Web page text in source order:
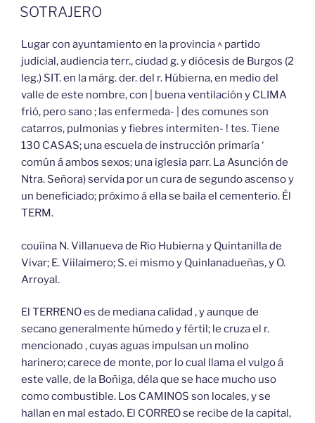
EL
SOTRAJERO
Lugar con ayuntamiento en la provincia ^ partido
judicial, audiencia terr., ciudad g. y diócesis de Burgos (2
leg.) SIT. en la márg. der. del r. Húbierna, en medio del
valle de este nombre, con | buena ventilación y CLIMA
frió, pero sano ; las enfermeda- | des comunes son
catarros, pulmonias y fiebres intermiten- ! tes. Tiene
130 CASAS; una escuela de instrucción primaría ‘
común á ambos sexos; una iglesia parr. La Asunción de
Ntra. Señora) servida por un cura de segundo ascenso y
un beneficiado; próximo á ella se baila el cementerio. Él
TERM.
couíina N. Villanueva de Rio Hubierna y Quintanilla de
Vivar; E. Viilaimero; S. ei mismo y Quinlanadueñas, y O.
Arroyal.
El TERRENO es de mediana calidad , y aunque de
secano generalmente húmedo y fértil; le cruza el r.
mencionado , cuyas aguas impulsan un molino
harinero; carece de monte, por lo cual llama el vulgo á
este valle, de la Boñiga, déla que se hace mucho uso
como combustible. Los CAMINOS son locales, y se
hallan en mal estado. El CORREO se recibe de la capital,